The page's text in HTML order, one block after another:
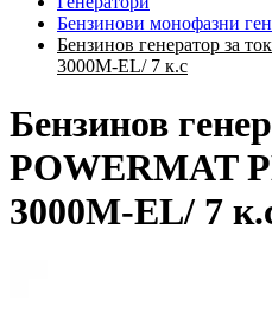
Бензинови монофазни
Бензинов генератор за
3000M-EL/ 7 к.с
Бензинов
POWERMAT
3000M-EL/ 7